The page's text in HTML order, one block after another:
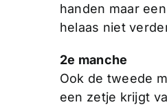
handen maar
helaas niet
2e manche
Ook de tweede
een zetje krijgt